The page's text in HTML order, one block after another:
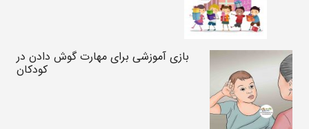
بازی آموزشی برای مهارت گوش دادن در
کودکان